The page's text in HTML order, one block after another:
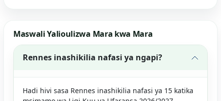
Maswali Yalioulizwa Mara kwa Mara
Rennes inashikilia nafasi ya ngapi?
Hadi hivi sasa Rennes inashikilia nafasi ya 15 katika